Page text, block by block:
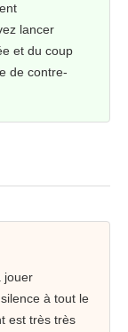
lancer
et du coup
de contre-
jouer
à tout le
est très très